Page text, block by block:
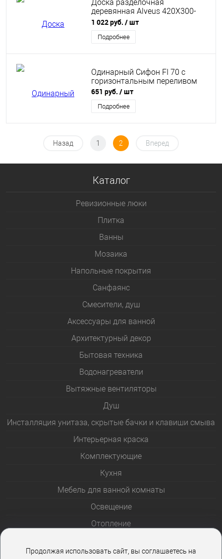
Доска разделочная
деревянная Alveus 420X300-
WOOD
1 022 руб. / шт
Подробнее
Одинарный Сифон FI 70 c
горизонтальным переливом
651 руб. / шт
Подробнее
Назад 1 2 Вперед
Каталог
Ревизионные люки
Плитка
Bанны
Мозаика
Напольные покрытия
Санфаянс
Смесители, душ
Аксессуары для ванной
Архитектурный декор
Бытовая техника
Водонагреватели
Вытяжные вентиляторы
Душ
Инсталляция унитаза, скрытые бачки и клавиши смыва
Интерьерная краска
Комплектующие
Кухня
Мебель для ванной комнаты
Освещение
Отопление
Продолжая использовать сайт, вы соглашаетесь на